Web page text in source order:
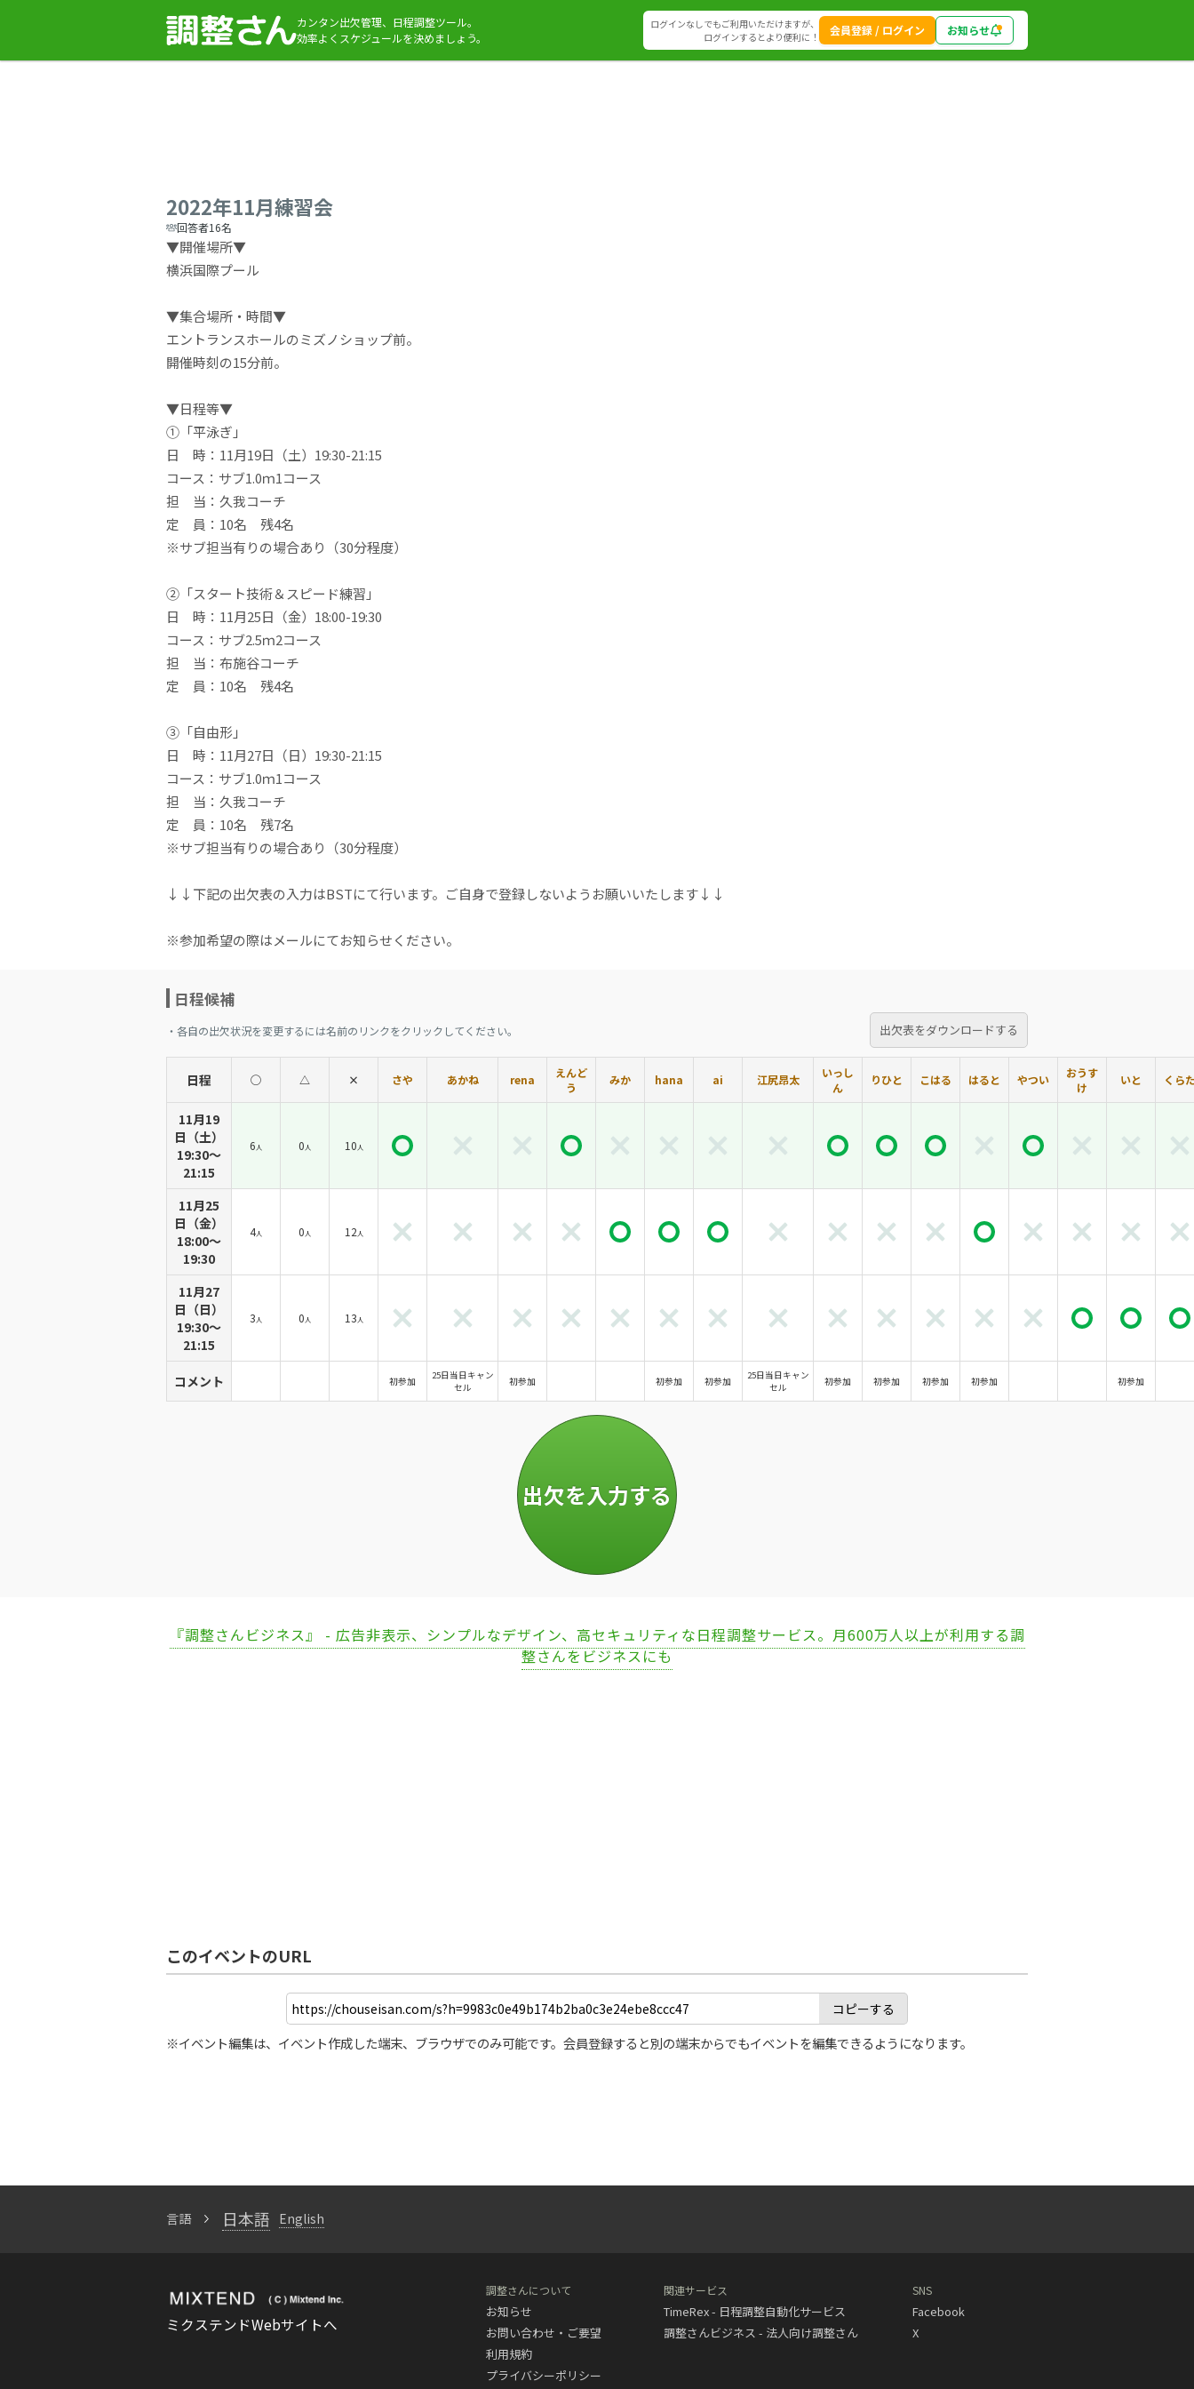
カンタン出欠管理、日程調整ツール。
効率よくスケジュールを決めましょう。
ログインなしでもご利用いただけますが、
ログインするとより便利に！
会員登録 / ログイン お知らせ
2022年11月練習会
回答者16名
▼開催場所▼
横浜国際プール
▼集合場所・時間▼
エントランスホールのミズノショップ前。
開催時刻の15分前。
▼日程等▼
①「平泳ぎ」
日 時：11月19日（土）19:30-21:15
コース：サブ1.0ｍ1コース
担 当：久我コーチ
定 員：10名 残4名
※サブ担当有りの場合あり（30分程度）
②「スタート技術＆スピード練習」
日 時：11月25日（金）18:00-19:30
コース：サブ2.5ｍ2コース
担 当：布施谷コーチ
定 員：10名 残4名
③「自由形」
日 時：11月27日（日）19:30-21:15
コース：サブ1.0ｍ1コース
担 当：久我コーチ
定 員：10名 残7名
※サブ担当有りの場合あり（30分程度）
↓↓下記の出欠表の入力はBSTにて行います。ご自身で登録しないようお願いいたします↓↓
※参加希望の際はメールにてお知らせください。
日程候補
・各自の出欠状況を変更するには名前のリンクをクリックしてください。 出欠表をダウンロードする
日程 ◯ △ × さや あかね rena
えんど
う
みか hana ai 江尻昂太
いっし
ん
りひと こはる はると やつい
おうす
け
いと くら
11月19
日（土）
19:30〜
21:15
6人 0人 10人
11月25
日（金）
18:00〜
19:30
4人 0人 12人
11月27
日（日）
19:30〜
21:15
3人 0人 13人
コメント 初参加
25日当日キャン
セル
初参加 初参加 初参加
25日当日キャン
セル
初参加 初参加 初参加 初参加 初参加
『調整さんビジネス』 - 広告非表示、シンプルなデザイン、高セキュリティな日程調整サービス。月600万人以上が利用する調
整さんをビジネスにも
このイベントのURL
コピーする
※イベント編集は、イベント作成した端末、ブラウザでのみ可能です。会員登録すると別の端末からでもイベントを編集できるようになります。
言語 日本語 English
ミクステンドWebサイトへ
調整さんについて
お知らせ
お問い合わせ・ご要望
利用規約
プライバシーポリシー
関連サービス
TimeRex - 日程調整自動化サービス
調整さんビジネス - 法人向け調整さん
SNS
Facebook
X